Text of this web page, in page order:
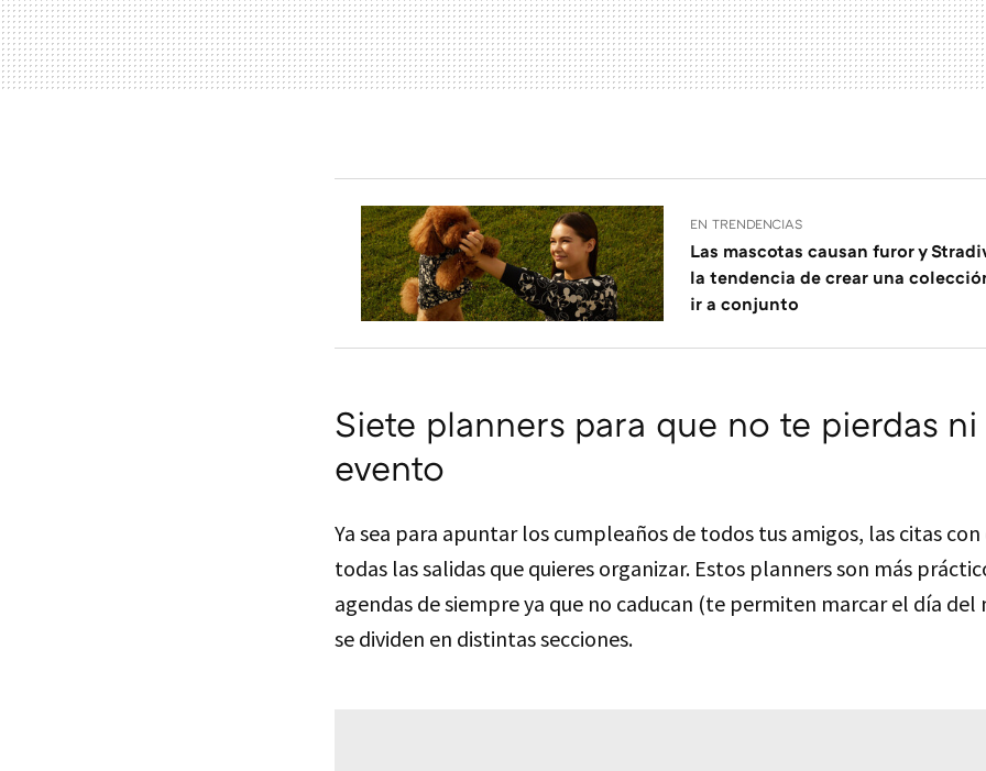
EN TRENDENCIAS
Las mascotas causan furor y
la tendencia de crear una
ir a conjunto
Siete planners para que no te pierdas
evento
Ya sea para apuntar los cumpleaños de todos tus amigos, las citas
todas las salidas que quieres organizar. Estos planners son más
agendas de siempre ya que no caducan (te permiten marcar el día del
se dividen en distintas secciones.